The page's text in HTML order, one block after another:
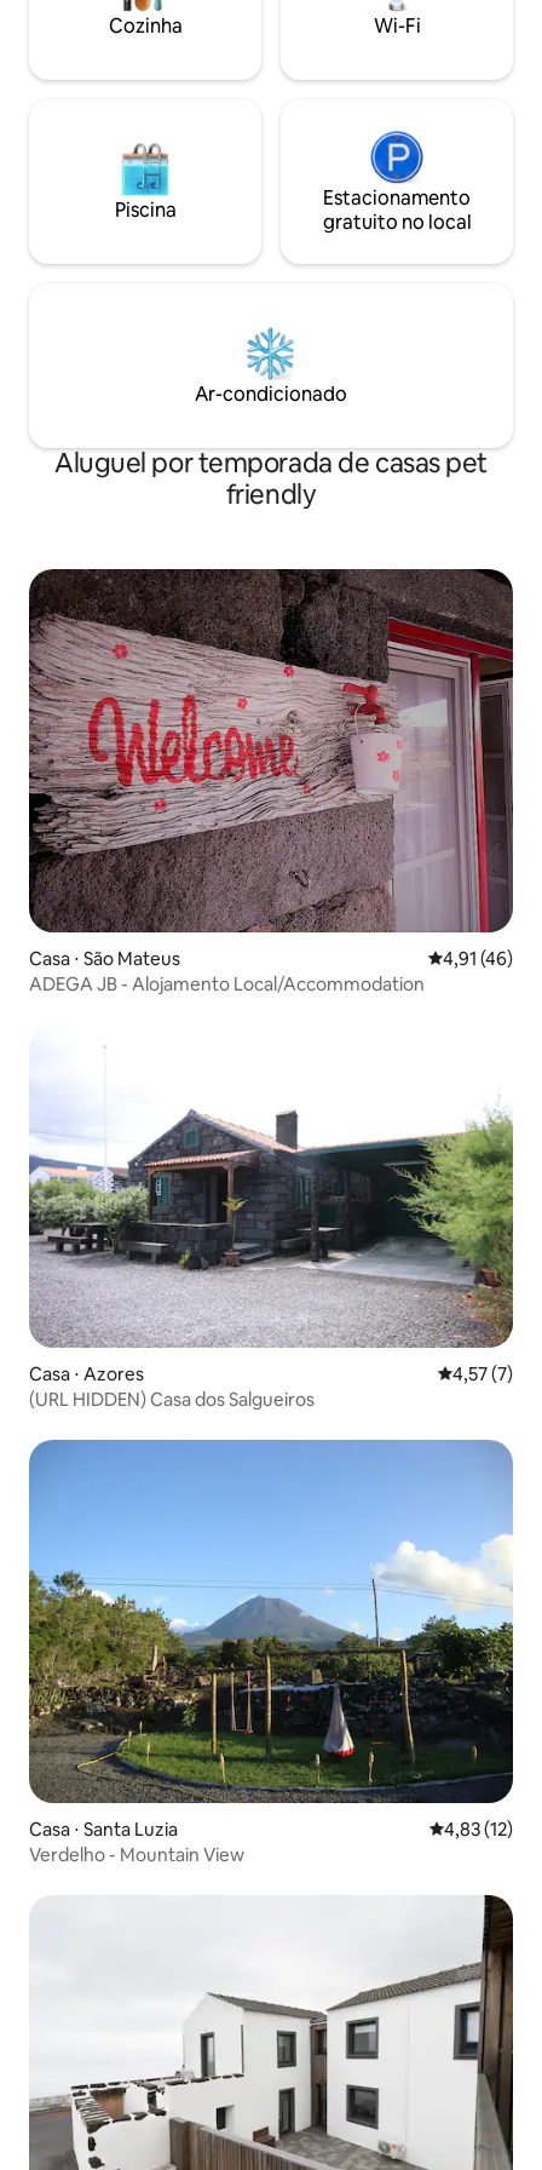
e esperamos que
Cozinha Wi-Fi
Piscina
Estacionamento
gratuito no local
Ar-condicionado
Aluguel por temporada de casas pet
friendly
Casa ⋅ São Mateus 4,91 de uma
4,91 (46)
ADEGA JB - Alojamento Local/Accommodation
Casa ⋅ Azores 4,57 de
4,57 (7)
(URL HIDDEN) Casa dos Salgueiros
Casa ⋅ Santa Luzia 4,83 de uma
4,83 (12)
Verdelho - Mountain View